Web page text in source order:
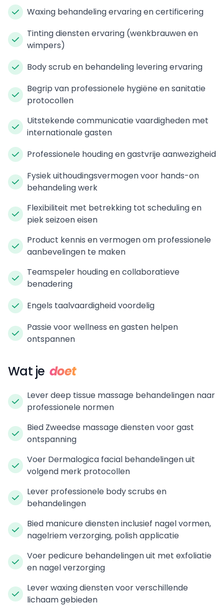
Waxing behandeling ervaring en certificering
Tinting diensten ervaring (wenkbrauwen en
wimpers)
Body scrub en behandeling levering ervaring
Begrip van professionele hygiëne en sanitatie
protocollen
Uitstekende communicatie vaardigheden met
internationale gasten
Professionele houding en gastvrije aanwezigheid
Fysiek uithoudingsvermogen voor hands-on
behandeling werk
Flexibiliteit met betrekking tot scheduling en
piek seizoen eisen
Product kennis en vermogen om professionele
aanbevelingen te maken
Teamspeler houding en collaboratieve
benadering
Engels taalvaardigheid voordelig
Passie voor wellness en gasten helpen
ontspannen
Wat je doet
Lever deep tissue massage behandelingen naar
professionele normen
Bied Zweedse massage diensten voor gast
ontspanning
Voer Dermalogica facial behandelingen uit
volgend merk protocollen
Lever professionele body scrubs en
behandelingen
Bied manicure diensten inclusief nagel vormen,
nagelriem verzorging, polish applicatie
Voer pedicure behandelingen uit met exfoliatie
en nagel verzorging
Lever waxing diensten voor verschillende
lichaam gebieden